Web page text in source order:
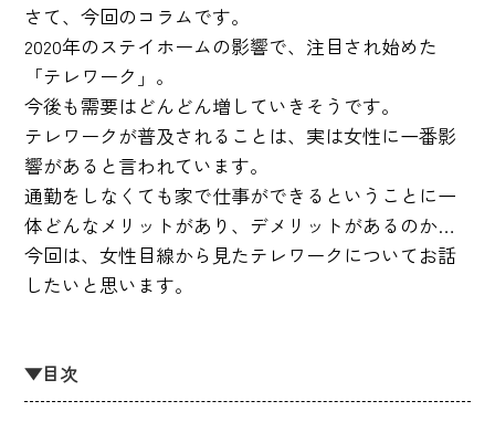
さて、今回のコラムです。
2020年のステイホームの影響で、注目され始めた
「テレワーク」。
今後も需要はどんどん増していきそうです。
テレワークが普及されることは、実は女性に一番影
響があると言われています。
通勤をしなくても家で仕事ができるということに一
体どんなメリットがあり、デメリットがあるのか…
今回は、女性目線から見たテレワークについてお話
したいと思います。
▼目次